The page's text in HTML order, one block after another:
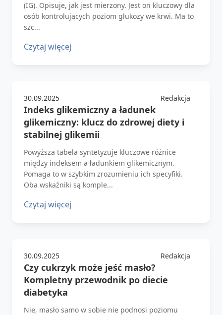
(IG). Opisuje, jak jest mierzony. Jest on kluczowy dla
osób kontrolujących poziom glukozy we krwi. Ma to
szc...
Czytaj więcej
30.09.2025 Redakcja
Indeks glikemiczny a ładunek
glikemiczny: klucz do zdrowej diety i
stabilnej glikemii
Powyższa tabela syntetyzuje kluczowe różnice
między indeksem a ładunkiem glikemicznym.
Pomaga to w szybkim zrozumieniu ich specyfiki.
Oba wskaźniki są komple...
Czytaj więcej
30.09.2025 Redakcja
Czy cukrzyk może jeść masło?
Kompletny przewodnik po diecie
diabetyka
Nie, masło samo w sobie nie podnosi poziomu